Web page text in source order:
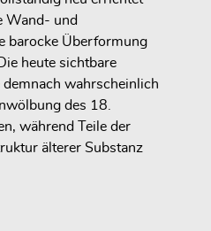
Wand- und
barocke Überformung
heute sichtbare
wahrscheinlich
des 18.
während Teile der
älterer Substanz